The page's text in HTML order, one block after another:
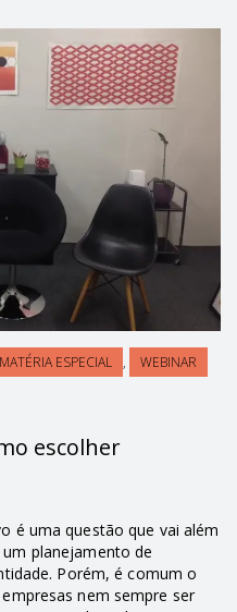
MATÉRIA ESPECIAL , WEBINAR
escolher
é uma questão que vai além
planejamento de
Porém, é comum o
nem sempre ser